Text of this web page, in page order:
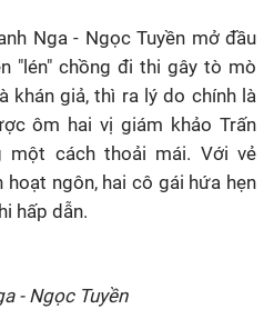
Nga - Ngọc Tuyền mở đầu
"lén" chồng đi thi gây tò mò
khán giả, thì ra lý do chính là
ôm hai vị giám khảo Trấn
một cách thoải mái. Với vẻ
hoạt ngôn, hai cô gái hứa hẹn
hấp dẫn.
- Ngọc Tuyền